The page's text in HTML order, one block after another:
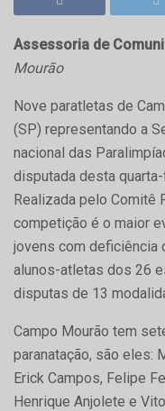
Assessoria de
Mourão
Nove paratletas de
(SP) representando a
nacional das
disputada desta
Realizada pelo Comitê
competição é o maior
jovens com deficiência
alunos-atletas dos 26
disputas de 13
Campo Mourão tem
paranatação, são eles:
Erick Campos, Felipe
Henrique Anjolete e